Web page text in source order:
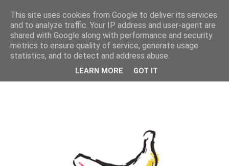
MENU
This site uses cookies from Google to deliver its services
and to analyze traffic. Your IP address and user-agent are
shared with Google along with performance and security
metrics to ensure quality of service, generate usage
statistics, and to detect and address abuse.
LEARN MORE GOT IT